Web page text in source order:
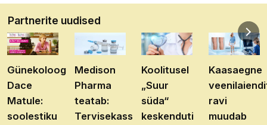
Partnerite uudised
Günekoloog
Dace
Matule:
soolestiku
Medison
Pharma
teatab:
Tervisekassa
Koolitusel
„Suur
süda“
keskenduti
Kaasaegne
ravi
muudab